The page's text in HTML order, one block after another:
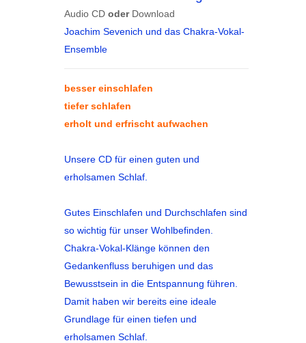
Audio CD oderDownload
Joachim Sevenich und das Chakra-Vokal-
Ensemble
besser einschlafen
tiefer schlafen
erholt und erfrischt aufwachen
Unsere CD für einen guten und
erholsamen Schlaf.
Gutes Einschlafen und Durchschlafen sind
so wichtig für unser Wohlbefinden.
Chakra-Vokal-Klänge können den
Gedankenfluss beruhigen und das
Bewusstsein in die Entspannung führen.
Damit haben wir bereits eine ideale
Grundlage für einen tiefen und
erholsamen Schlaf.